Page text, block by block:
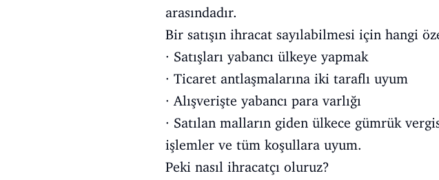
arasındadır.
Bir satışın ihracat sayılabilmesi için hangi
· Satışları yabancı ülkeye yapmak
· Ticaret antlaşmalarına iki taraflı uyum
· Alışverişte yabancı para varlığı
· Satılan malların giden ülkece gümrük
işlemler ve tüm koşullara uyum.
Peki nasıl ihracatçı oluruz?